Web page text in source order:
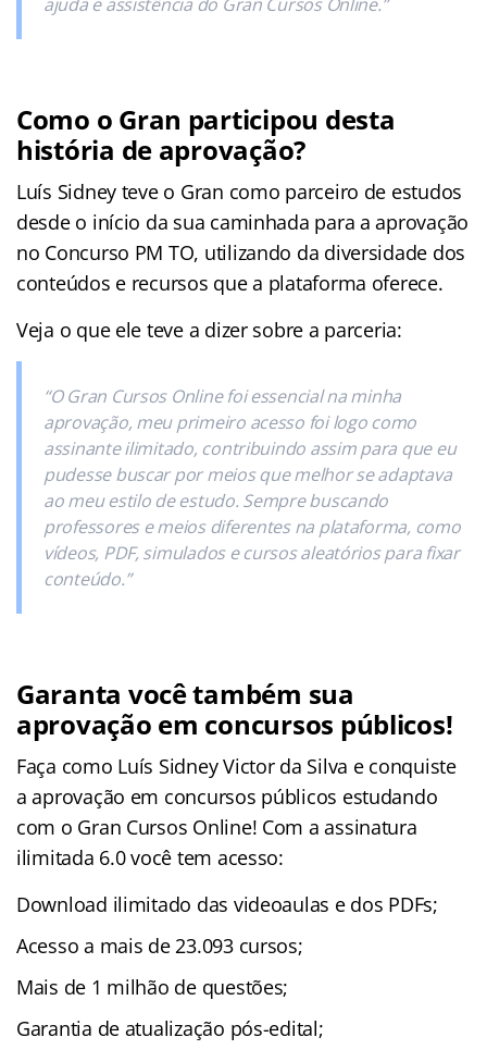
Como o Gran participou desta
história de aprovação?
Luís Sidney teve o Gran como parceiro de estudos
desde o início da sua caminhada para a aprovação
no Concurso PM TO, utilizando da diversidade dos
conteúdos e recursos que a plataforma oferece.
Veja o que ele teve a dizer sobre a parceria:
“O Gran Cursos Online foi essencial na minha
aprovação, meu primeiro acesso foi logo como
assinante ilimitado, contribuindo assim para que eu
pudesse buscar por meios que melhor se adaptava
ao meu estilo de estudo. Sempre buscando
professores e meios diferentes na plataforma, como
vídeos, PDF, simulados e cursos aleatórios para fixar
conteúdo.”
Garanta você também sua
aprovação em concursos públicos!
Faça como Luís Sidney Victor da Silva e conquiste
a aprovação em concursos públicos estudando
com o Gran Cursos Online! Com a assinatura
ilimitada 6.0 você tem acesso:
Download ilimitado das videoaulas e dos PDFs;
Acesso a mais de 23.093 cursos;
Mais de 1 milhão de questões;
Garantia de atualização pós-edital;